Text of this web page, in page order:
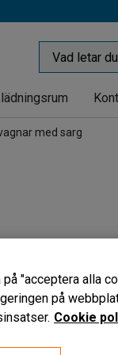
med sarg
på "acceptera alla
på
Cookie